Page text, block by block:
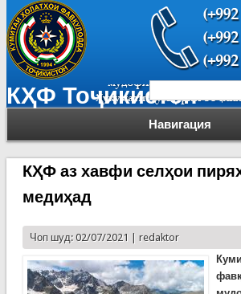
КҲФ Тоҷикистон
Навигация
Форма
КҲФ аз хавфи селҳои
медиҳад
Чоп шуд: 02/07/2021 | redaktor